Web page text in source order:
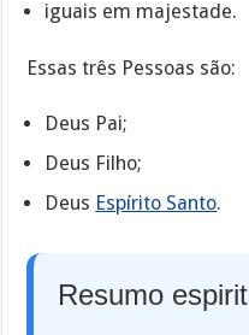
iguais em majestade.
Essas três Pessoas são:
Deus Pai;
Deus Filho;
Deus Espírito Santo.
Resumo